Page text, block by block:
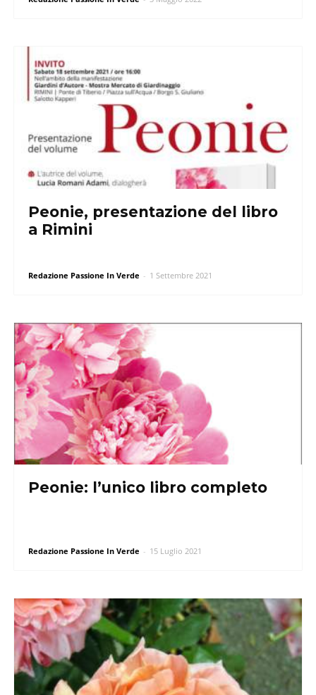
Peonie, presentazione del libro
a Rimini
Redazione Passione In Verde - 1 Settembre 2021
Peonie: l’unico libro completo
Redazione Passione In Verde - 15 Luglio 2021